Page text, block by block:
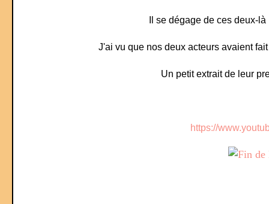
Il se dégage de ces deux-
J'ai vu que nos deux acteurs avaient
Un petit extrait de leur
https://